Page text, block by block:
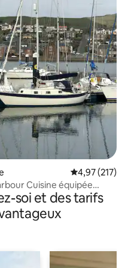
appréciés
Évaluation
4,97 (217)
Cuisine équipée
soi et des tarifs